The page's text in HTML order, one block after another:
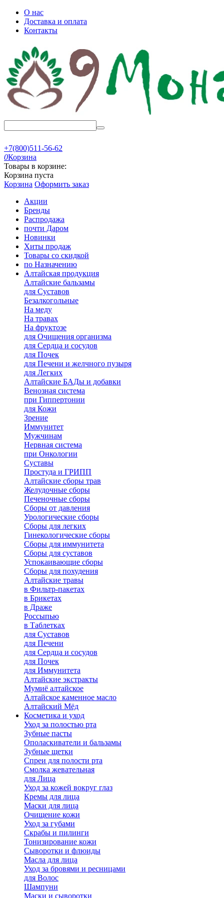
О нас
Доставка и оплата
Контакты
+7(800)511-56-62
0Корзина
Товары в корзине:
Корзина пуста
Корзина Оформить заказ
Акции
Бренды
Распродажа
почти Даром
Новинки
Хиты продаж
Товары со скидкой
по Назначению
Алтайская продукция
Алтайские бальзамы
для Суставов
Безалкогольные
На меду
На травах
На фруктозе
для Очищения организма
для Сердца и сосудов
для Почек
для Печени и желчного пузыря
для Легких
Алтайские БАДы и добавки
Венозная система
при Гиппертонии
для Кожи
Зрение
Иммунитет
Мужчинам
Нервная система
при Онкологии
Суставы
Простуда и ГРИПП
Алтайские сборы трав
Желудочные сборы
Печеночные сборы
Сборы от давления
Урологические сборы
Сборы для легких
Гинекологические сборы
Сборы для иммунитета
Сборы для суставов
Успокаивающие сборы
Сборы для похудения
Алтайские травы
в Фильтр-пакетах
в Брикетах
в Драже
Россыпью
в Таблетках
для Cуставов
для Печени
для Сердца и сосудов
для Почек
для Иммунитета
Алтайские экстракты
Мумиё алтайское
Алтайское каменное масло
Алтайский Мёд
Косметика и уход
Уход за полостью рта
Зубные пасты
Ополаскиватели и бальзамы
Зубные щетки
Спреи для полости рта
Смолка жевательная
для Лица
Уход за кожей вокруг глаз
Кремы для лица
Маски для лица
Очищение кожи
Уход за губами
Скрабы и пилинги
Тонизирование кожи
Сыворотки и флюиды
Масла для лица
Уход за бровями и ресницами
для Волос
Шампуни
Маски и сыворотки